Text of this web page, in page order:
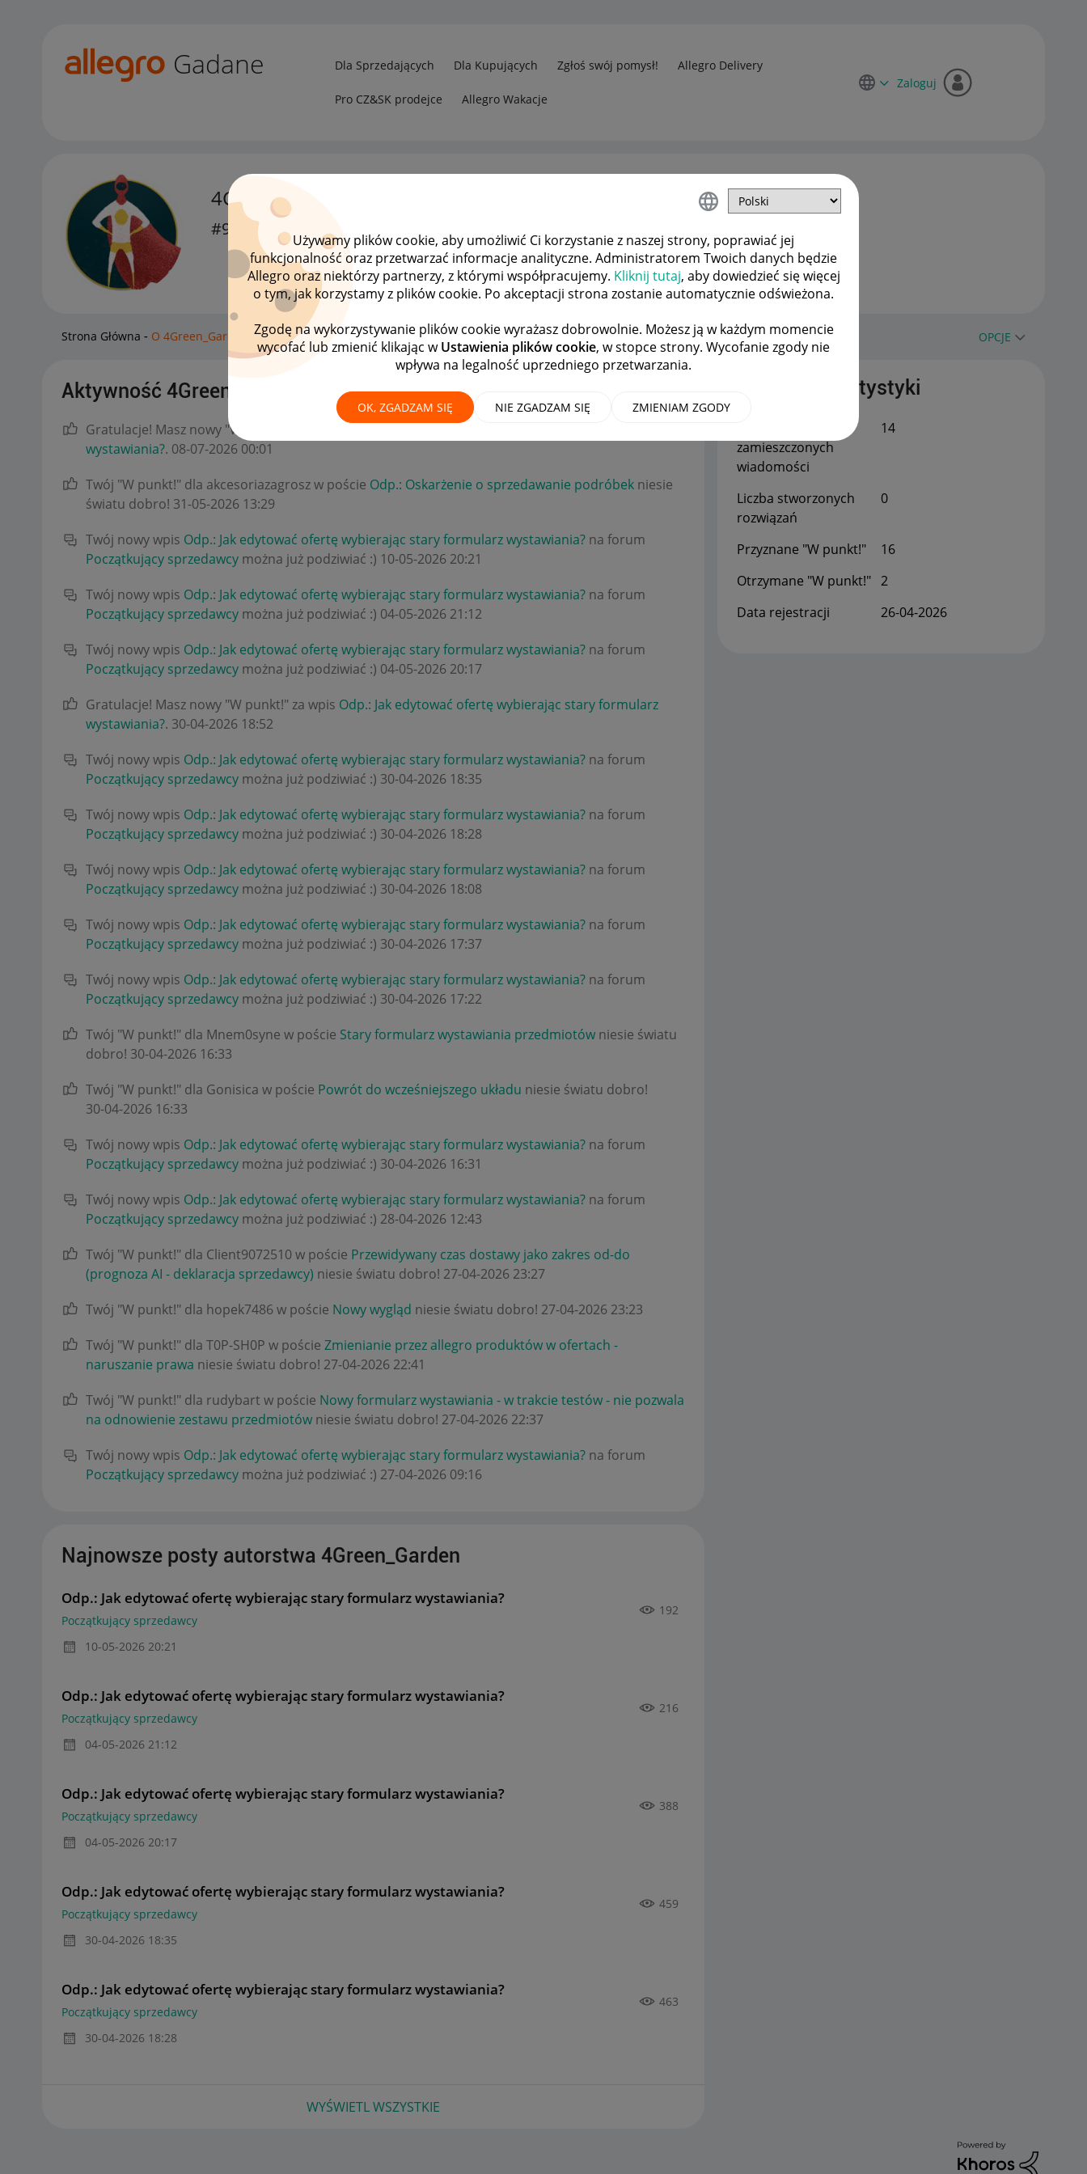
Używamy plików cookie, aby umożliwić Ci korzystanie z naszej strony, poprawiać jej
funkcjonalność oraz przetwarzać informacje analityczne. Administratorem Twoich danych będzie
Allegro oraz niektórzy partnerzy, z którymi współpracujemy. Kliknij tutaj, aby dowiedzieć się więcej
o tym, jak korzystamy z plików cookie. Po akceptacji strona zostanie automatycznie odświeżona.
Zgodę na wykorzystywanie plików cookie wyrażasz dobrowolnie. Możesz ją w każdym momencie
wycofać lub zmienić klikając wUstawienia plików cookie, w stopce strony. Wycofanie zgody nie
wpływa na legalność uprzedniego przetwarzania.
OK, ZGADZAM SIĘ NIE ZGADZAM SIĘ ZMIENIAM ZGODY
Gadane Dla Sprzedających Dla Kupujących Zgłoś swój pomysł! Allegro Delivery
Pro CZ&SK prodejce Allegro Wakacje
Zaloguj
4Green_Garden
#9 Pomysłodawca
Strona Główna O 4Green_Garden OPCJE
Aktywność 4Green_Garden
Gratulacje! Masz nowy "W punkt!" za wpis
wystawiania?. ‎08-07-2026 00:01
Twój "W punkt!" dla akcesoriazagrosz w poście Odp.: Oskarżenie o sprzedawanie podróbek niesie
światu dobro! ‎31-05-2026 13:29
Twój nowy wpis Odp.: Jak edytować ofertę wybierając stary formularz wystawiania? na forum
Początkujący sprzedawcy można już podziwiać :) ‎10-05-2026 20:21
Twój nowy wpis Odp.: Jak edytować ofertę wybierając stary formularz wystawiania? na forum
Początkujący sprzedawcy można już podziwiać :) ‎04-05-2026 21:12
Twój nowy wpis Odp.: Jak edytować ofertę wybierając stary formularz wystawiania? na forum
Początkujący sprzedawcy można już podziwiać :) ‎04-05-2026 20:17
Gratulacje! Masz nowy "W punkt!" za wpis Odp.: Jak edytować ofertę wybierając stary formularz
wystawiania?. ‎30-04-2026 18:52
Twój nowy wpis Odp.: Jak edytować ofertę wybierając stary formularz wystawiania? na forum
Początkujący sprzedawcy można już podziwiać :) ‎30-04-2026 18:35
Twój nowy wpis Odp.: Jak edytować ofertę wybierając stary formularz wystawiania? na forum
Początkujący sprzedawcy można już podziwiać :) ‎30-04-2026 18:28
Twój nowy wpis Odp.: Jak edytować ofertę wybierając stary formularz wystawiania? na forum
Początkujący sprzedawcy można już podziwiać :) ‎30-04-2026 18:08
Twój nowy wpis Odp.: Jak edytować ofertę wybierając stary formularz wystawiania? na forum
Początkujący sprzedawcy można już podziwiać :) ‎30-04-2026 17:37
Twój nowy wpis Odp.: Jak edytować ofertę wybierając stary formularz wystawiania? na forum
Początkujący sprzedawcy można już podziwiać :) ‎30-04-2026 17:22
Twój "W punkt!" dla Mnem0syne w poście Stary formularz wystawiania przedmiotów niesie światu
dobro! ‎30-04-2026 16:33
Twój "W punkt!" dla Gonisica w poście Powrót do wcześniejszego układu niesie światu dobro!
‎30-04-2026 16:33
Twój nowy wpis Odp.: Jak edytować ofertę wybierając stary formularz wystawiania? na forum
Początkujący sprzedawcy można już podziwiać :) ‎30-04-2026 16:31
Twój nowy wpis Odp.: Jak edytować ofertę wybierając stary formularz wystawiania? na forum
Początkujący sprzedawcy można już podziwiać :) ‎28-04-2026 12:43
Twój "W punkt!" dla Client9072510 w poście Przewidywany czas dostawy jako zakres od-do
(prognoza AI - deklaracja sprzedawcy) niesie światu dobro! ‎27-04-2026 23:27
Twój "W punkt!" dla hopek7486 w poście Nowy wygląd niesie światu dobro! ‎27-04-2026 23:23
Twój "W punkt!" dla T0P-SH0P w poście Zmienianie przez allegro produktów w ofertach -
naruszanie prawa niesie światu dobro! ‎27-04-2026 22:41
Twój "W punkt!" dla rudybart w poście Nowy formularz wystawiania - w trakcie testów - nie pozwala
na odnowienie zestawu przedmiotów niesie światu dobro! ‎27-04-2026 22:37
Twój nowy wpis Odp.: Jak edytować ofertę wybierając stary formularz wystawiania? na forum
Początkujący sprzedawcy można już podziwiać :) ‎27-04-2026 09:16
Najnowsze posty autorstwa 4Green_Garden
Odp.: Jak edytować ofertę wybierając stary formularz wystawiania?
Początkujący sprzedawcy
192
‎10-05-2026 20:21
Odp.: Jak edytować ofertę wybierając stary formularz wystawiania?
Początkujący sprzedawcy
216
‎04-05-2026 21:12
Odp.: Jak edytować ofertę wybierając stary formularz wystawiania?
Początkujący sprzedawcy
388
‎04-05-2026 20:17
Odp.: Jak edytować ofertę wybierając stary formularz wystawiania?
Początkujący sprzedawcy
459
‎30-04-2026 18:35
Odp.: Jak edytować ofertę wybierając stary formularz wystawiania?
Początkujący sprzedawcy
463
‎30-04-2026 18:28
WYŚWIETL WSZYSTKIE
Publiczne statystyki
zamieszczonych
wiadomości
14
Liczba stworzonych
rozwiązań
0
Przyznane "W punkt!"
16
Otrzymane "W punkt!" 2
Data rejestracji
‎26-04-2026